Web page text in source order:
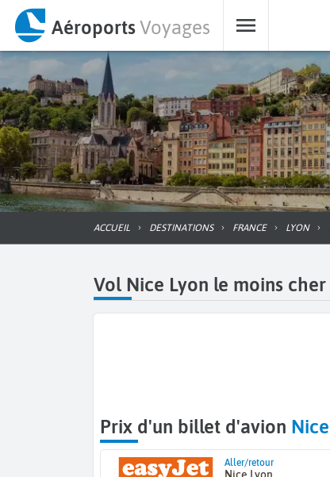
AéroportsVoyages
ACCUEIL DESTINATIONS FRANCE LYON
Vol Nice Lyon le moins
Prix d'un billet d'avion
Aller/retour
Nice Lyon